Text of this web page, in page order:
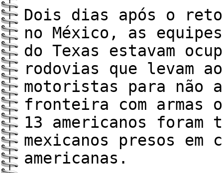
Dois dias após o
no México, as
do Texas estavam
rodovias que levam
motoristas para não
fronteira com armas
13 americanos foram
mexicanos presos em
americanas.